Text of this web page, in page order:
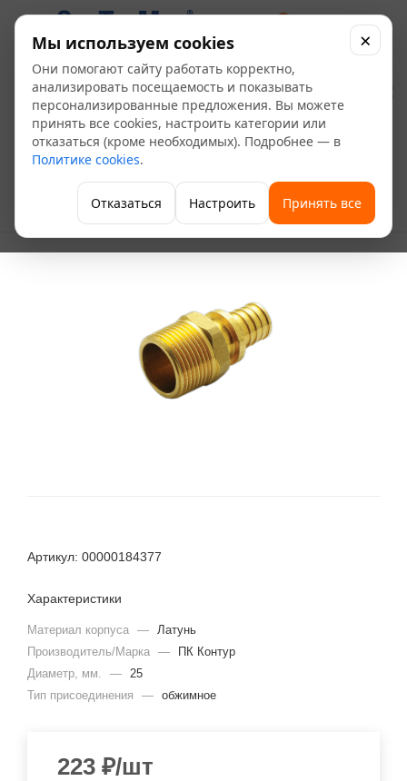
Муфта аксиальная НР
Д25-3/4(3,5)
Главная — Каталог —
Фитинги для теплого пола —
Муфта аксиальная НР Д25-3/4(3,5)
Артикул: 00000184377
Характеристики
Материал корпуса —
Латунь
Производитель/Марка —
ПК Контур
Диаметр, мм.
—
25
Тип присоединения
— обжимное
223 ₽/шт
Мы используем cookies
Они помогают сайту работать корректно,
анализировать посещаемость и показывать
персонализированные предложения. Вы можете
принять все cookies, настроить категории или
отказаться (кроме необходимых). Подробнее — в
Политике cookies.
Отказаться Настроить Принять все
×